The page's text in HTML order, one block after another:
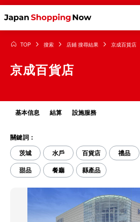
TOP 搜索 店鋪 搜尋結果 京成百貨店
京成百貨店
基本信息 結算 設施服務
關鍵詞：
茨城
水戶 百貨店 禮品
甜品
餐廳 縣產品